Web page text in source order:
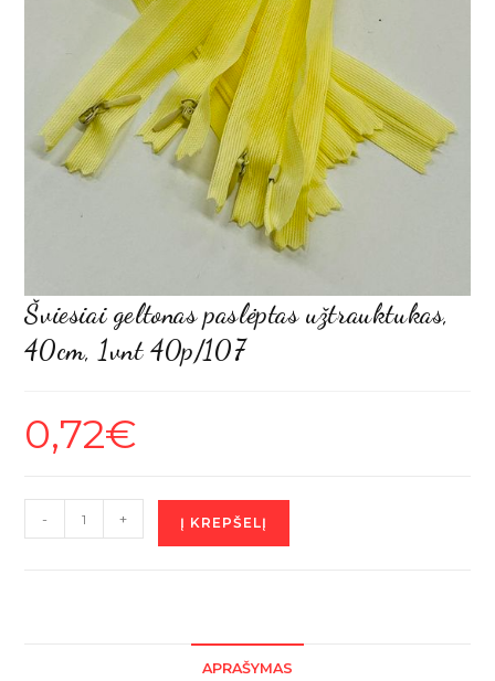
Šviesiai geltonas paslėptas užtrauktukas,
40cm, 1vnt 40p/107
0,72€
produkto
kiekis:
- + Į KREPŠELĮ
APRAŠYMAS